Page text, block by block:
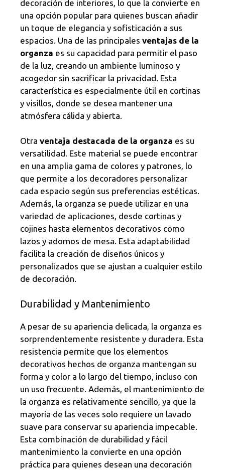
decoración de interiores, lo que la convierte en
una opción popular para quienes buscan añadir
un toque de elegancia y sofisticación a sus
espacios. Una de las principales ventajas de la
organza es su capacidad para permitir el paso
de la luz, creando un ambiente luminoso y
acogedor sin sacrificar la privacidad. Esta
característica es especialmente útil en cortinas
y visillos, donde se desea mantener una
atmósfera cálida y abierta.
Otra ventaja destacada de la organza es su
versatilidad. Este material se puede encontrar
en una amplia gama de colores y patrones, lo
que permite a los decoradores personalizar
cada espacio según sus preferencias estéticas.
Además, la organza se puede utilizar en una
variedad de aplicaciones, desde cortinas y
cojines hasta elementos decorativos como
lazos y adornos de mesa. Esta adaptabilidad
facilita la creación de diseños únicos y
personalizados que se ajustan a cualquier estilo
de decoración.
Durabilidad y Mantenimiento
A pesar de su apariencia delicada, la organza es
sorprendentemente resistente y duradera. Esta
resistencia permite que los elementos
decorativos hechos de organza mantengan su
forma y color a lo largo del tiempo, incluso con
un uso frecuente. Además, el mantenimiento de
la organza es relativamente sencillo, ya que la
mayoría de las veces solo requiere un lavado
suave para conservar su apariencia impecable.
Esta combinación de durabilidad y fácil
mantenimiento la convierte en una opción
práctica para quienes desean una decoración